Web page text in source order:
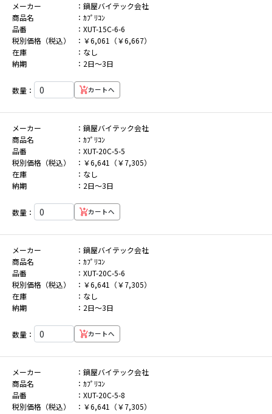
メーカー
鍋屋バイテック会社
商品名
ｶﾌﾟﾘｺﾝ
品番
XUT-15C-6-6
税別価格（税込）
￥6,061（￥6,667）
在庫
なし
納期
2日～3日
数量： カートへ
メーカー
鍋屋バイテック会社
商品名
ｶﾌﾟﾘｺﾝ
品番
XUT-20C-5-5
税別価格（税込）
￥6,641（￥7,305）
在庫
なし
納期
2日～3日
数量： カートへ
メーカー
鍋屋バイテック会社
商品名
ｶﾌﾟﾘｺﾝ
品番
XUT-20C-5-6
税別価格（税込）
￥6,641（￥7,305）
在庫
なし
納期
2日～3日
数量： カートへ
メーカー
鍋屋バイテック会社
商品名
ｶﾌﾟﾘｺﾝ
品番
XUT-20C-5-8
税別価格（税込）
￥6,641（￥7,305）